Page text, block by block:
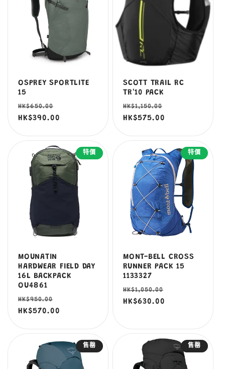
OSPREY SPORTLITE
15
定
價
HK$650.00
價
HK$390.00
SCOTT TRAIL RC
TR'10 PACK
定
價
HK$1,150.00
HK$575.00
特價
MOUNATIN
HARDWEAR FIELD DAY
16L BACKPACK
OU4861
定
價
HK$950.00
價
HK$570.00
特價
MONT-BELL CROSS
RUNNER PACK 15
1133327
定
價
HK$1,050.00
HK$630.00
售罄 售罄